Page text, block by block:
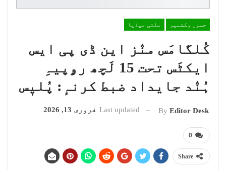
جموں وکشمیر ملٹی میڈیا
کُلگامَس منٛز این ڈی پی ایس
ایکٹَس تحت 15 لَچھ رۄپیہِ
ہُنٛد جایداد ضبط کرنہٕ: پُلیٖس
By Editor Desk
Last updated فروری 13, 2026
0
Share